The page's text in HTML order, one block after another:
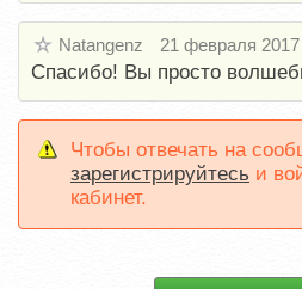
Natangenz 21 февраля
Спасибо! Вы просто
Чтобы отвечать на
зарегистрируйтесь и
кабинет.